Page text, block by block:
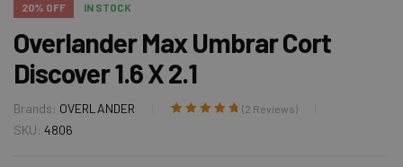
20% OFF IN STOCK
Overlander Max Umbrar Cort
Discover 1.6 X 2.1
Brands: OVERLANDER (2 Reviews)
SKU: 4806